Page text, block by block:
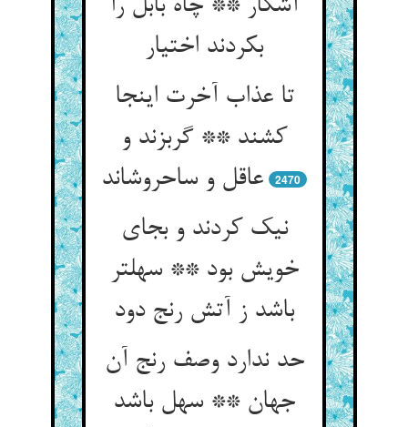
آشکار ** چاه بابل را
بکردند اختیار
تا عذاب آخرت اینجا
کشند ** گربزند و
عاقل و ساحروش‏اند
2470
نیک کردند و بجای
خویش بود ** سهلتر
باشد ز آتش رنج دود
حد ندارد وصف رنج آن
جهان ** سهل باشد